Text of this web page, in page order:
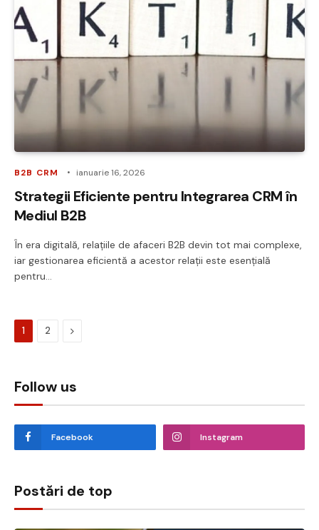
B2B CRM ianuarie 16, 2026
Strategii Eficiente pentru Integrarea CRM în
Mediul B2B
În era digitală, relațiile de afaceri B2B devin tot mai complexe,
iar gestionarea eficientă a acestor relații este esențială
pentru…
1 2 Next
Follow us
Facebook Instagram
Postări de top